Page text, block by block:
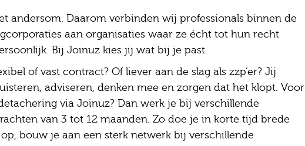
andersom. Daarom verbinden wij professionals binnen de
aan organisaties waar ze écht tot hun recht
Bij Joinuz kies jij wat bij je past.
of vast contract? Of liever aan de slag als zzp’er? Jij
adviseren, denken mee en zorgen dat het klopt. Voor
via Joinuz? Dan werk je bij verschillende
van 3 tot 12 maanden. Zo doe je in korte tijd brede
bouw je aan een sterk netwerk bij verschillende